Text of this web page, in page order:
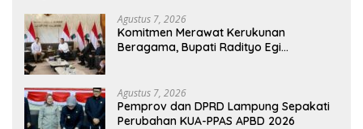
Agustus 7, 2026
Komitmen Merawat Kerukunan
Beragama, Bupati Radityo Egi
Agustus 7, 2026
Pemprov dan DPRD Lampung Sepakati
Perubahan KUA-PPAS APBD 2026